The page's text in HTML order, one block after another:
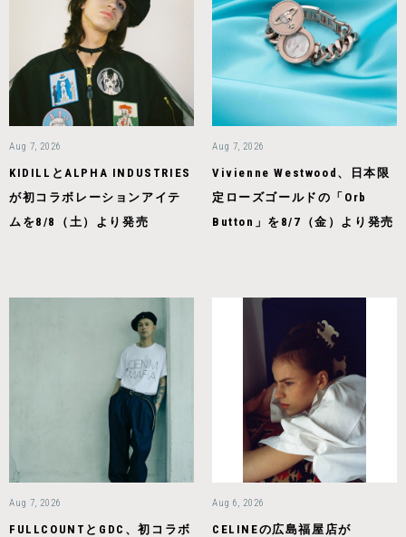
Aug 7, 2026
KIDILLとALPHA INDUSTRIES
が初コラボレーションアイテ
ムを8/8（土）より発売
Aug 7, 2026
Vivienne Westwood、日本限
定ローズゴールドの「Orb
Button」を8/7（金）より発売
Aug 7, 2026
FULLCOUNTとGDC、初コラボ
Aug 6, 2026
CELINEの広島福屋店が